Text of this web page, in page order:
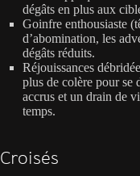
dégâts en plus aux
Goinfre enthousiaste
d’abomination, les
dégâts réduits.
Réjouissances
plus de colère pour se
accrus et un drain de
temps.
Croisés